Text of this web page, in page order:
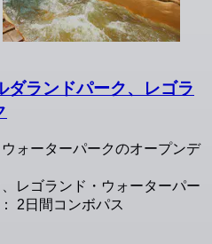
ダランドパーク、レゴラ
ォーターパークのオープンデ
レゴランド・ウォーターパー
2日間コンボパス